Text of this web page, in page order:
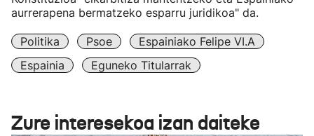
aurrerapena bermatzeko esparru juridikoa" da.
Politika Psoe
Espainiako Felipe VI.a
Espainia
Eguneko Titularrak
Zure interesekoa izan daiteke